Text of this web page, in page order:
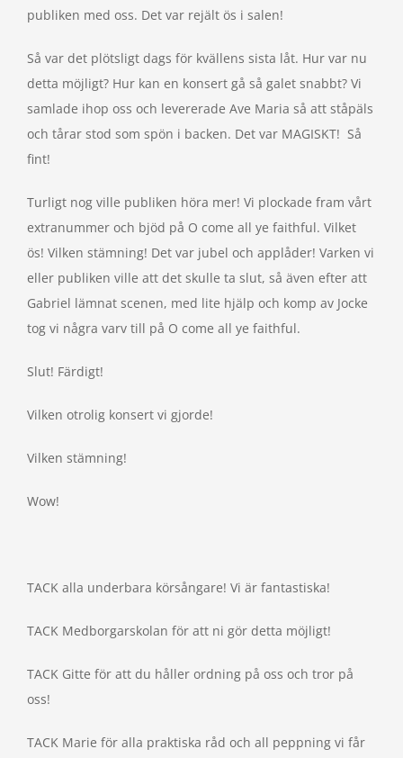
publiken med oss. Det var rejält ös i salen!
Så var det plötsligt dags för kvällens sista låt. Hur var nu
detta möjligt? Hur kan en konsert gå så galet snabbt? Vi
samlade ihop oss och levererade Ave Maria så att ståpäls
och tårar stod som spön i backen. Det var MAGISKT! Så
fint!
Turligt nog ville publiken höra mer! Vi plockade fram vårt
extranummer och bjöd på O come all ye faithful. Vilket
ös! Vilken stämning! Det var jubel och applåder! Varken vi
eller publiken ville att det skulle ta slut, så även efter att
Gabriel lämnat scenen, med lite hjälp och komp av Jocke
tog vi några varv till på O come all ye faithful.
Slut! Färdigt!
Vilken otrolig konsert vi gjorde!
Vilken stämning!
Wow!
TACK alla underbara körsångare! Vi är fantastiska!
TACK Medborgarskolan för att ni gör detta möjligt!
TACK Gitte för att du håller ordning på oss och tror på
oss!
TACK Marie för alla praktiska råd och all peppning vi får